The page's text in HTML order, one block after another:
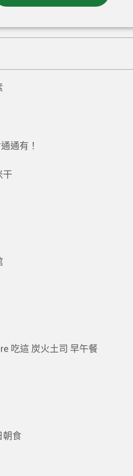
通有！
干
吃這 炭火土司 早午餐
朝食